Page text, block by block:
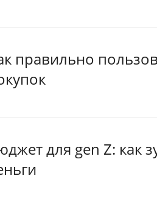
правильно
для gen Z: как